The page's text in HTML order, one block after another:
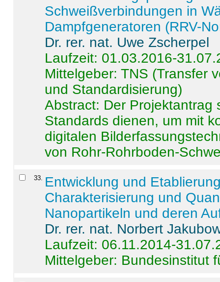
Schweißverbindungen in
Dampfgeneratoren (RRV-
Dr. rer. nat. Uwe Zscherpel
Laufzeit: 01.03.2016-
Mittelgeber: TNS (Transfer
und Standardisierung)
Abstract: Der Projektantrag
Standards dienen, um mit
digitalen
von Rohr-Rohrboden-
33. Entwicklung und
Charakterisierung und
Nanopartikeln und deren
Dr. rer. nat. Norbert
Laufzeit: 06.11.2014-
Mittelgeber: Bundesinstitut